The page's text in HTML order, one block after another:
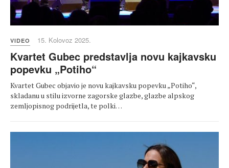
VIDEO 15. Kolovoz 2025.
Kvartet Gubec predstavlja novu kajkavsku
popevku „Potiho“
Kvartet Gubec objavio je novu kajkavsku popevku „Potiho“,
skladanu u stilu izvorne zagorske glazbe, glazbe alpskog
zemljopisnog podrijetla, te polki…